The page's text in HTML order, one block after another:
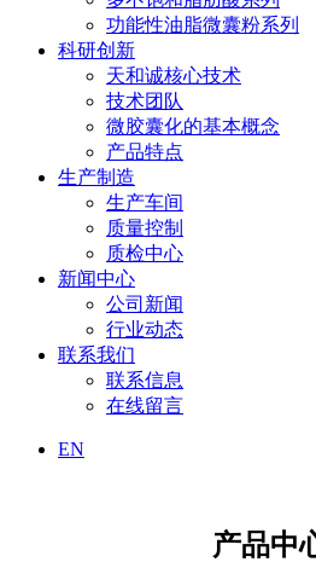
功能性油脂微囊粉系列
科研创新
天和诚核心技术
技术团队
微胶囊化的基本概念
产品特点
生产制造
生产车间
质量控制
质检中心
新闻中心
公司新闻
行业动态
联系我们
联系信息
在线留言
EN
产品中